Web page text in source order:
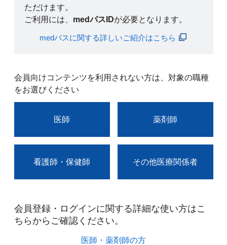
ただけます。
ご利用には、 medパスIDが必要となります。
medパスに関する詳しいご紹介はこちら
会員向けコンテンツを利用されない方は、対象の職種
をお選びください
医師 薬剤師
看護師・保健師 その他医療関係者
会員登録・ログインに関する詳細な使い方はこ
ちらからご確認ください。​
医師・薬剤師の方​